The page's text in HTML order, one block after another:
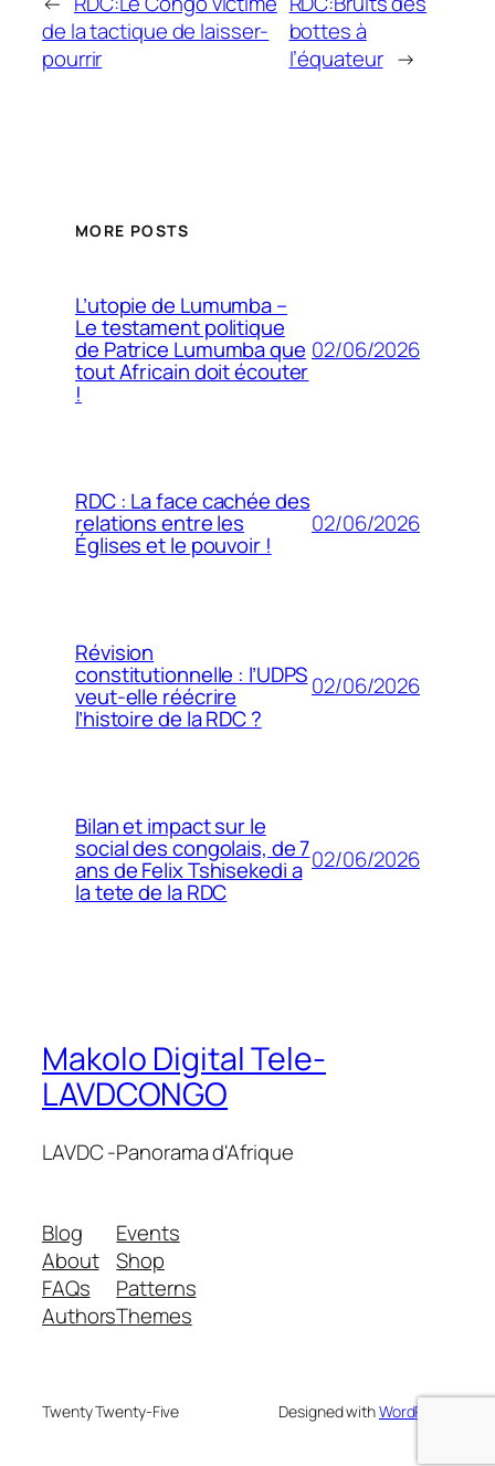
de la tactique de laisser-
pourrir
bottes à
l’équateur →
MORE POSTS
L’utopie de Lumumba –
Le testament politique
de Patrice Lumumba que
tout Africain doit écouter
!
02/06/2026
RDC : La face cachée des
relations entre les
Églises et le pouvoir !
02/06/2026
Révision
constitutionnelle : l’UDPS
veut-elle réécrire
l’histoire de la RDC ?
02/06/2026
Bilan et impact sur le
social des congolais, de 7
ans de Felix Tshisekedi a
la tete de la RDC
02/06/2026
Makolo Digital Tele-
LAVDCONGO
LAVDC -Panorama d'Afrique
Blog
About
FAQs
Authors
Events
Shop
Patterns
Themes
Twenty Twenty-Five Designed withWordPress